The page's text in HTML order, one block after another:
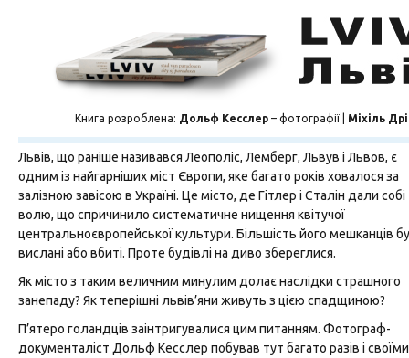
Книга розроблена: Дольф Кесслер – фотографії | Міхіль
Львів, що раніше називався Леополіс, Лемберг, Львув і Львов, є
одним із найгарніших міст Європи, яке багато років ховалося за
залізною завісою в Україні. Це місто, де Гітлер і Сталін дали собі
волю, що спричинило систематичне нищення квітучої
центральноєвропейської культури. Більшість його мешканців
вислані або вбиті. Проте будівлі на диво збереглися.
Як місто з таким величним минулим долає наслідки страшного
занепаду? Як теперішні львів’яни живуть з цією спадщиною?
П’ятеро голандців заінтригувалися цим питанням. Фотограф-
документаліст Дольф Кесcлер побував тут багато разів і своїми